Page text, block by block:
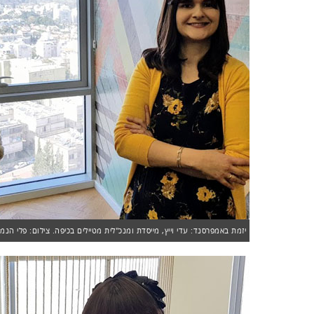
יזמת באמפרסנד: עדי וייץ, מייסדת ומנכ"לית מטיילים בכיפה. צילום: פלי